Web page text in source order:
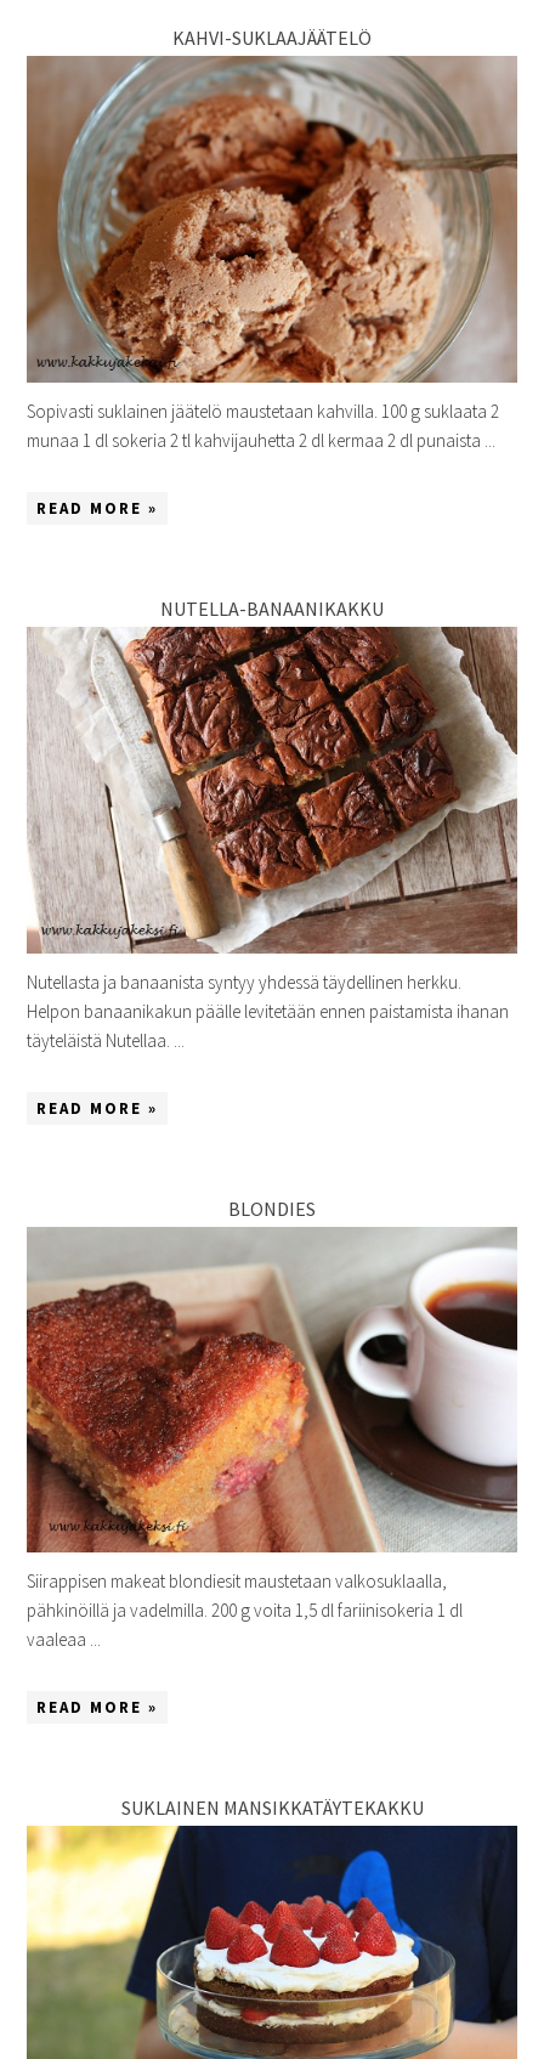
KAHVI-SUKLAAJÄÄTELÖ
Sopivasti suklainen jäätelö maustetaan kahvilla. 100 g suklaata 2
munaa 1 dl sokeria 2 tl kahvijauhetta 2 dl kermaa 2 dl punaista ...
READ MORE »
NUTELLA-BANAANIKAKKU
Nutellasta ja banaanista syntyy yhdessä täydellinen herkku.
Helpon banaanikakun päälle levitetään ennen paistamista ihanan
täyteläistä Nutellaa. ...
READ MORE »
BLONDIES
Siirappisen makeat blondiesit maustetaan valkosuklaalla,
pähkinöillä ja vadelmilla. 200 g voita 1,5 dl fariinisokeria 1 dl
vaaleaa ...
READ MORE »
SUKLAINEN MANSIKKATÄYTEKAKKU